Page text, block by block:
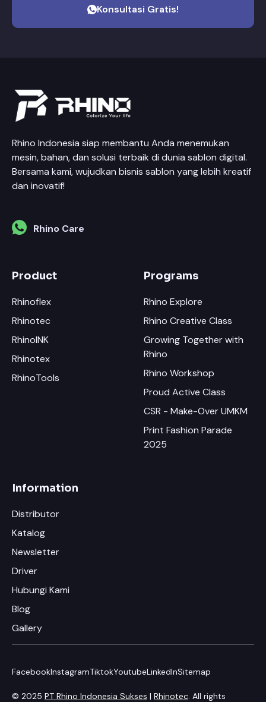
Konsultasi Gratis!
Rhino Indonesia siap membantu Anda menemukan
mesin, bahan, dan solusi terbaik di dunia sablon digital.
Bersama kami, wujudkan bisnis sablon yang lebih kreatif
dan inovatif!
Rhino Care
Product
Rhinoflex
Rhinotec
RhinoINK
Rhinotex
RhinoTools
Programs
Rhino Explore
Rhino Creative Class
Growing Together with
Rhino
Rhino Workshop
Proud Active Class
CSR - Make-Over UMKM
Print Fashion Parade
2025
Information
Distributor
Katalog
Newsletter
Driver
Hubungi Kami
Blog
Gallery
FacebookInstagramTiktokYoutubeLinkedInSitemap
© 2025 PT Rhino Indonesia Sukses | Rhinotec. All rights